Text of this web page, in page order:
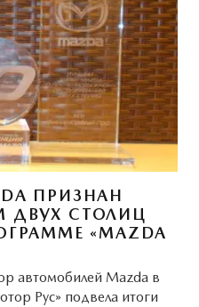
ПРИЗНАН
ДВУХ СТОЛИЦ
«MAZDA
автомобилей Mazda в
Рус» подвела итоги